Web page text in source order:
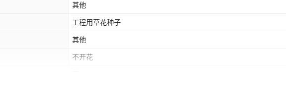
其他
工程用草花种子
其他
不开花